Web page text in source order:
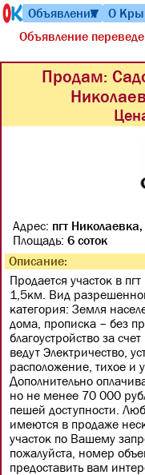
Объявления
▼ О
Объявление
Продам:
Адрес: пгт
Площадь:6 соток
Описание:
Продается участок в
1,5км. Вид
категория: Земля
дома, прописка – без
благоустройство за
ведут Электричество,
расположение, тихое и
Дополнительно
но не менее 70 000
пешей доступности.
имеются в продаже
участок по Вашему
пожалуйста, номер
предоставить вам